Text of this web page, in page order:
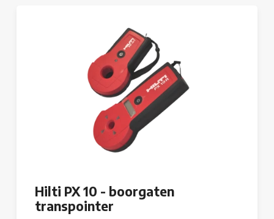
Hilti PX 10 - boorgaten
transpointer